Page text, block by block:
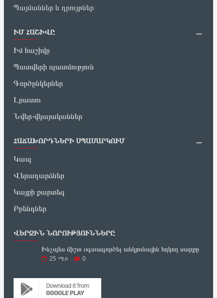
Պայմաններ և դրույթներ
ԻՄ ՀԱՇԻՎԸ
Իմ հաշիվը
Պատվերի պատմություն
Գործընկերներ
Լրատու
Նվեր-վկայականներ
ՀԱՃԱԽՈՐԴՆԵՐԻ ՍՊԱՍԱՐԿՈՒՄ
Կապ
Վերադարձներ
Կայքի քարտեզ
Բրենդներ
ՎԵՐՋԻՆ ՆՈՐՈՒԹՅՈՒՆՆԵՐԸ
Ինչպես ճիշտ օգտագործել անկյունային հղկող սարքը
25 ሜይ 0